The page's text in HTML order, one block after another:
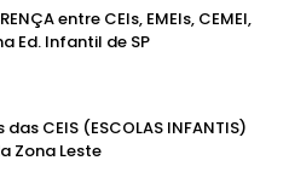
entre CEIs, EMEIs, CEMEI,
Ed. Infantil de SP
das CEIS (ESCOLAS INFANTIS)
Zona Leste